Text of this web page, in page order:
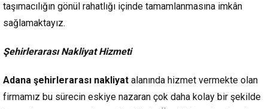
taşımacılığın gönül rahatlığı içinde tamamlanmasına imkân
sağlamaktayız.
Şehirlerarası Nakliyat Hizmeti
Adana şehirlerarası nakliyat alanında hizmet vermekte olan
firmamız bu sürecin eskiye nazaran çok daha kolay bir şekilde